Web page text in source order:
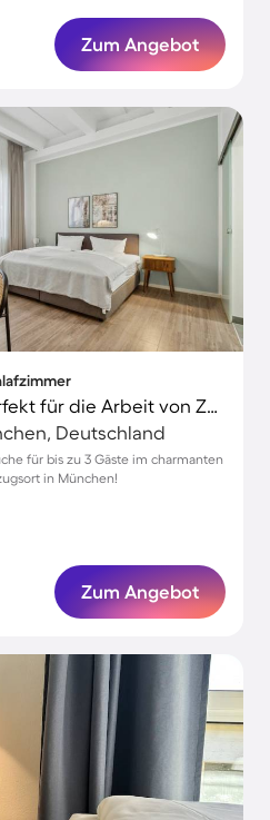
Zum Angebot
Tolles Aparthotel | Perfekt für die Arbeit von Zuhause
Deutschland
für bis zu 3 Gäste im charmanten
in München!
Zum Angebot